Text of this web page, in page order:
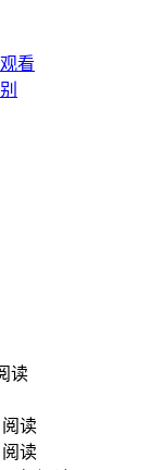
看
读
阅读
阅读